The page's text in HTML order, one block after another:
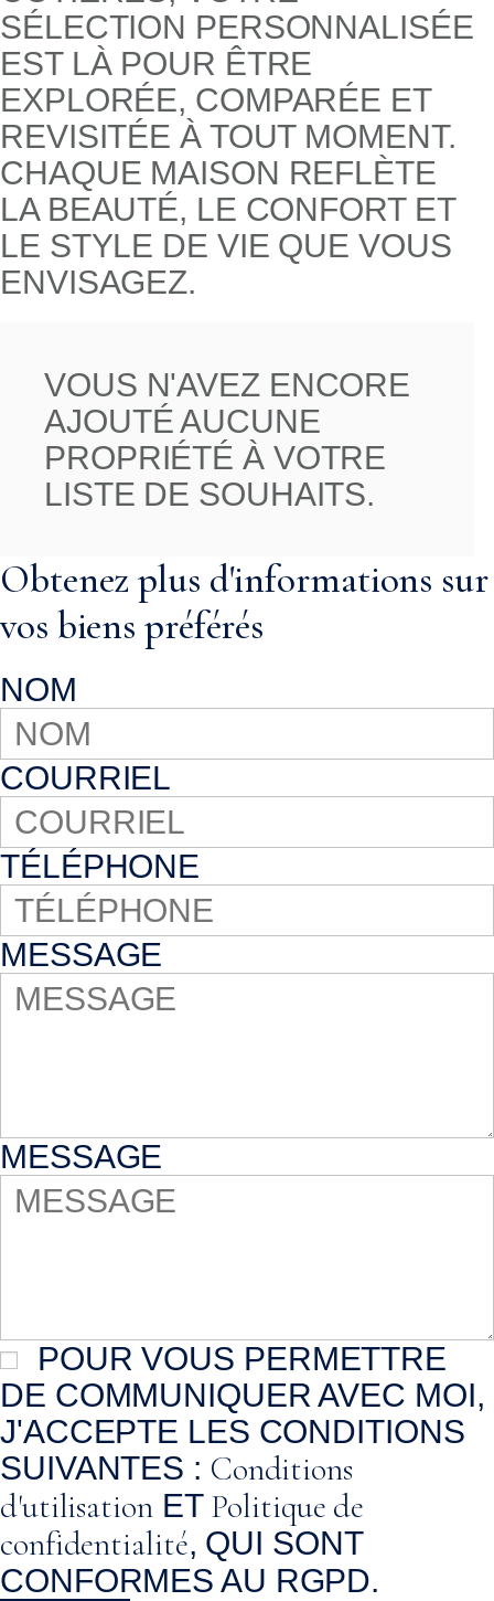
SÉLECTION PERSONNALISÉE
EST LÀ POUR ÊTRE
EXPLORÉE, COMPARÉE ET
REVISITÉE À TOUT MOMENT.
CHAQUE MAISON REFLÈTE
LA BEAUTÉ, LE CONFORT ET
LE STYLE DE VIE QUE VOUS
ENVISAGEZ.
VOUS N'AVEZ ENCORE
AJOUTÉ AUCUNE
PROPRIÉTÉ À VOTRE
LISTE DE SOUHAITS.
Obtenez plus d'informations sur
vos biens préférés
NOM
COURRIEL
TÉLÉPHONE
MESSAGE
MESSAGE
POUR VOUS PERMETTRE
DE COMMUNIQUER AVEC MOI,
J'ACCEPTE LES CONDITIONS
SUIVANTES : Conditions
d'utilisation ET Politique de
confidentialité, QUI SONT
CONFORMES AU RGPD.